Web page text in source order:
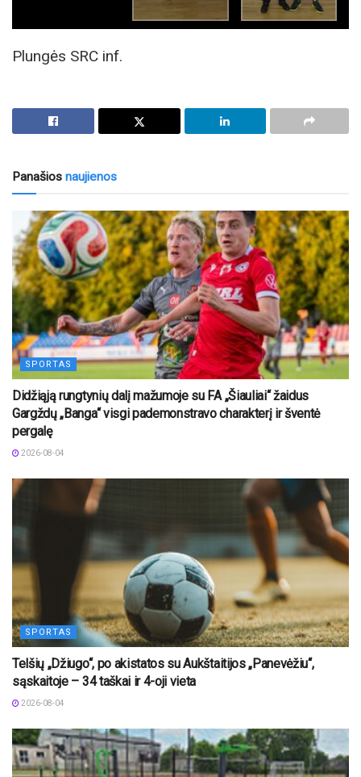
Plungės SRC inf.
Panašios naujienos
SPORTAS
Didžiąją rungtynių dalį mažumoje su FA „Šiauliai“ žaidus
Gargždų „Banga“ visgi pademonstravo charakterį ir šventė
pergalę
2026-08-04
SPORTAS
Telšių „Džiugo“, po akistatos su Aukštaitijos „Panevėžiu“,
sąskaitoje – 34 taškai ir 4-oji vieta
2026-08-04